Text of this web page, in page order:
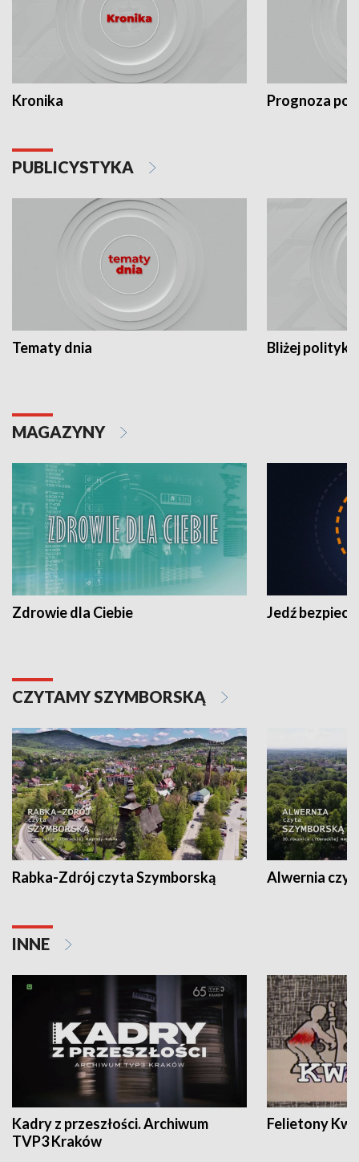
Kronika Prognoza
PUBLICYSTYKA
Tematy dnia Bliżej polityki
MAGAZYNY
Zdrowie dla Ciebie Jedź
CZYTAMY SZYMBORSKĄ
Rabka-Zdrój czyta Szymborską Alwernia
INNE
Kadry z przeszłości. Archiwum
TVP3 Kraków
Felietony